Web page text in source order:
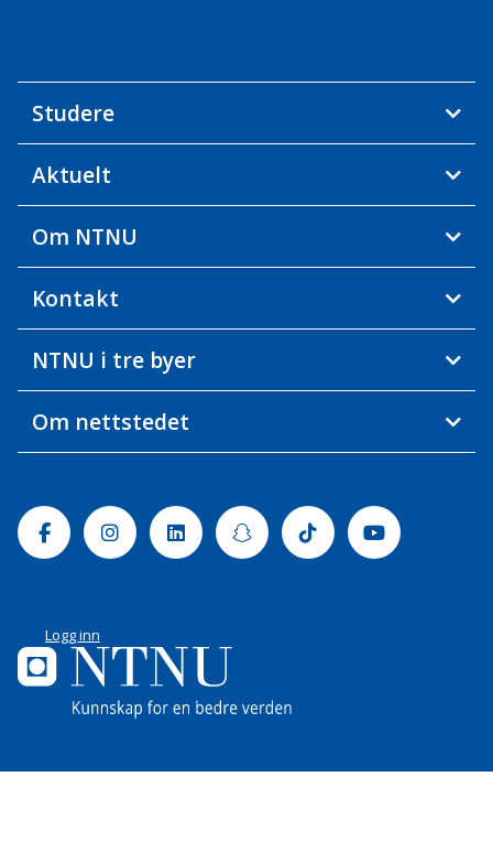
Studere
Aktuelt
Om NTNU
Kontakt
NTNU i tre byer
Om nettstedet
FacebookInstagramLinkedinSnapchatTiktok Youtube
Logg inn